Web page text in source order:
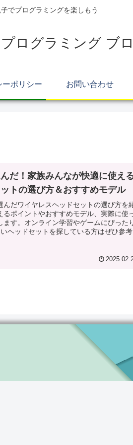
でプログラミングを楽しもう
ログラミング ブ
ーポリシー お問い合わせ
だ！家族みんなが快適に使え
トの選び方＆おすすめモデル
んだワイヤレスヘッドセットの選び方を
るポイントやおすすめモデル、実際に使
ます。オンライン学習やゲームにぴった
ヘッドセットを探している方はぜひ参考